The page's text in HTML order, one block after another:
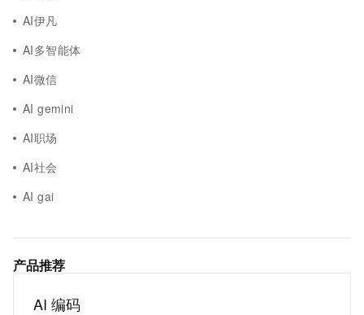
AI伊凡
AI多智能体
AI微信
AI gemini
AI职场
AI社会
AI gai
产品推荐
AI 编码